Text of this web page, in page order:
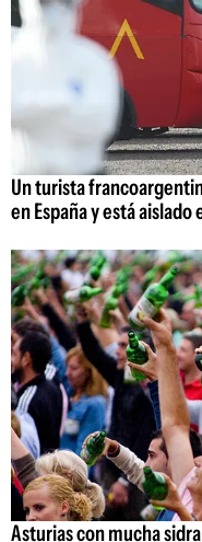
Un turista
en España y está aislado
Asturias con mucha